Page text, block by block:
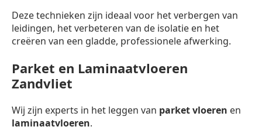
Deze technieken zijn ideaal voor het verbergen van
leidingen, het verbeteren van de isolatie en het
creëren van een gladde, professionele afwerking.
Parket en Laminaatvloeren
Zandvliet
Wij zijn experts in het leggen van parket vloeren en
laminaatvloeren.